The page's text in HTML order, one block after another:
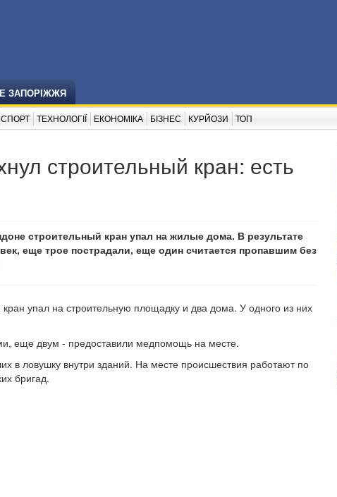
ЗАПОРІЖЖЯ
СПОРТ ТЕХНОЛОГІЇ ЕКОНОМІКА БІЗНЕС КУРЙОЗИ ТОП
строительный кран: есть
строительный кран упал на жилые дома. В результате
еще трое пострадали, еще один считается пропавшим без
упал на строительную площадку и два дома. У одного из них
еще двум - предоставили медпомощь на месте.
в ловушку внутри зданий. На месте происшествия работают по
бригад.